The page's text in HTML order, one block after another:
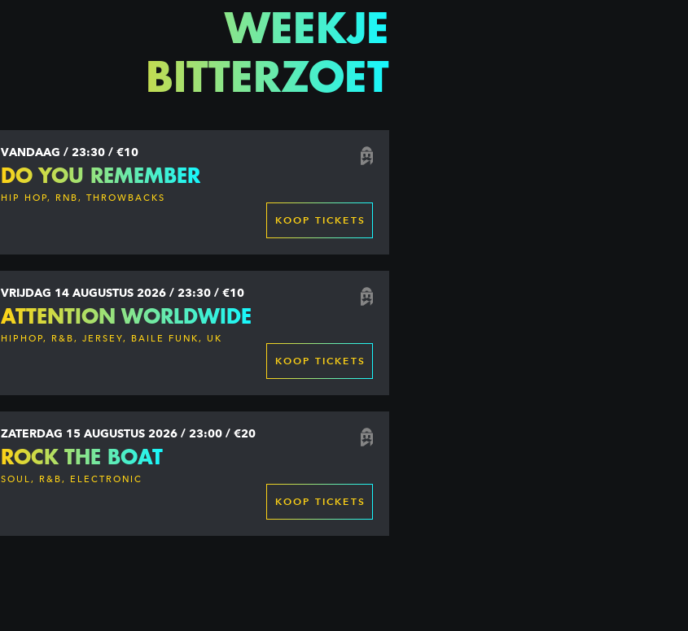
WEEKJE
BITTERZOET
VANDAAG / 23:30 / €10
DO YOU REMEMBER
HIP HOP, RNB, THROWBACKS
KOOP TICKETS
VRIJDAG 14 AUGUSTUS 2026 / 23:30 / €10
ATTENTION WORLDWIDE
HIPHOP, R&B, JERSEY, BAILE FUNK, UK
KOOP TICKETS
ZATERDAG 15 AUGUSTUS 2026 / 23:00 / €20
ROCK THE BOAT
SOUL, R&B, ELECTRONIC
KOOP TICKETS